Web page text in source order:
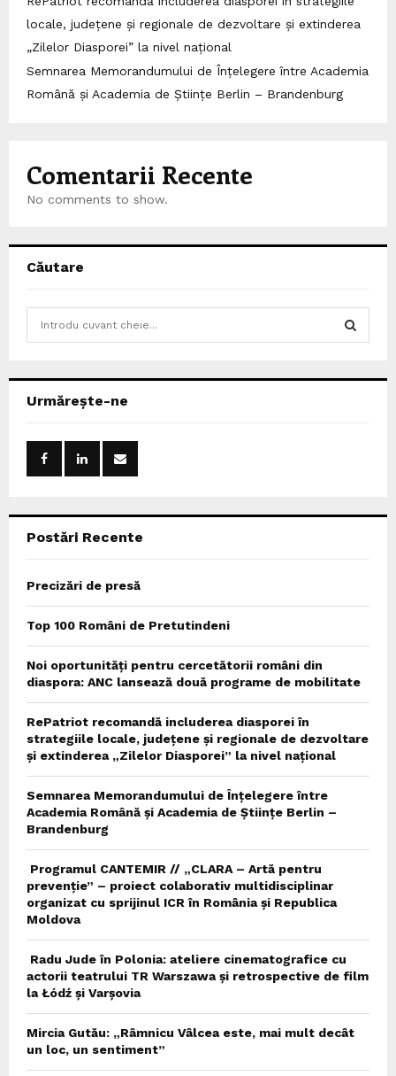
locale, județene și regionale de dezvoltare și extinderea
„Zilelor Diasporei” la nivel național
Semnarea Memorandumului de Înțelegere între Academia
Română și Academia de Științe Berlin – Brandenburg
Comentarii Recente
No comments to show.
Căutare
h
Urmărește-ne
Postări Recente
Precizări de presă
Top 100 Români de Pretutindeni
Noi oportunități pentru cercetătorii români din
diaspora: ANC lansează două programe de mobilitate
RePatriot recomandă includerea diasporei în
strategiile locale, județene și regionale de dezvoltare
și extinderea „Zilelor Diasporei” la nivel național
Semnarea Memorandumului de Înțelegere între
Academia Română și Academia de Științe Berlin –
Brandenburg
Programul CANTEMIR // „CLARA – Artă pentru
prevenție” – proiect colaborativ multidisciplinar
organizat cu sprijinul ICR în România și Republica
Moldova
Radu Jude în Polonia: ateliere cinematografice cu
actorii teatrului TR Warszawa și retrospective de film
la Łódź și Varșovia
Mircia Gutău: „Râmnicu Vâlcea este, mai mult decât
un loc, un sentiment”